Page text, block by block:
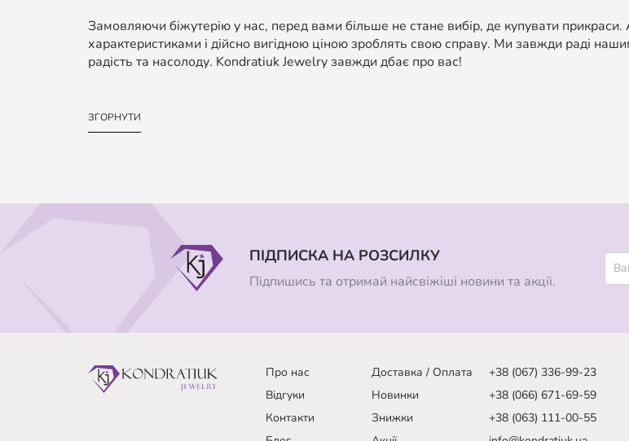
Замовляючи біжутерію у нас, перед вами більше не стане вибір, де купувати
характеристиками і дійсно вигідною ціною зроблять свою справу. Ми завжди раді
радість та насолоду. Kondratiuk Jewelry завжди дбає про вас!
ЗГОРНУТИ
ПІДПИСКА НА РОЗСИЛКУ
Підпишись та отримай найсвіжіші новини та акції.
Про нас
Доставка / Оплата
Відгуки
Новинки
Контакти
Знижки
+38 (067) 336-99-23
+38 (066) 671-69-59
+38 (063) 111-00-55